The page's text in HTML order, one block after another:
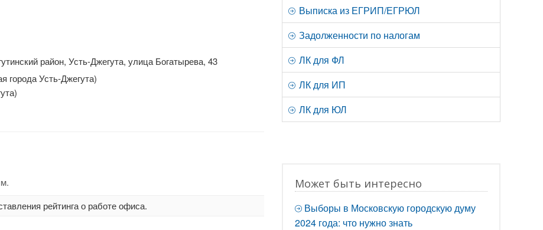
район, Усть-Джегута, улица Богатырева, 43
города Усть-Джегута)
рейтинга о работе офиса.
Выписка из ЕГРИП/ЕГРЮЛ
Задолженности по налогам
ЛК для ФЛ
ЛК для ИП
ЛК для ЮЛ
Может быть интересно
Выборы в Московскую городскую думу
2024 года: что нужно знать